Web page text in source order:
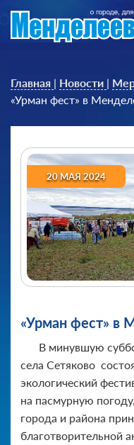
Главная | Новости |
«Урман фест» в
20 МАЯ 2024
«Урман фест» в
В минувшую
села Сетяково
экологический
на пасмурную
города и района
благотворительной